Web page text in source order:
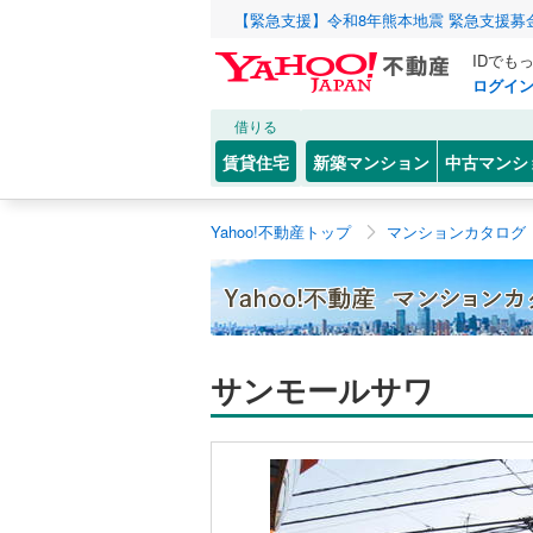
【緊急支援】令和8年熊本地震 緊急支援
IDでも
ログイン
借りる
賃貸住宅 新築マンション 中古マンシ
Yahoo!不動産トップ マンションカタログ
サンモールサワ